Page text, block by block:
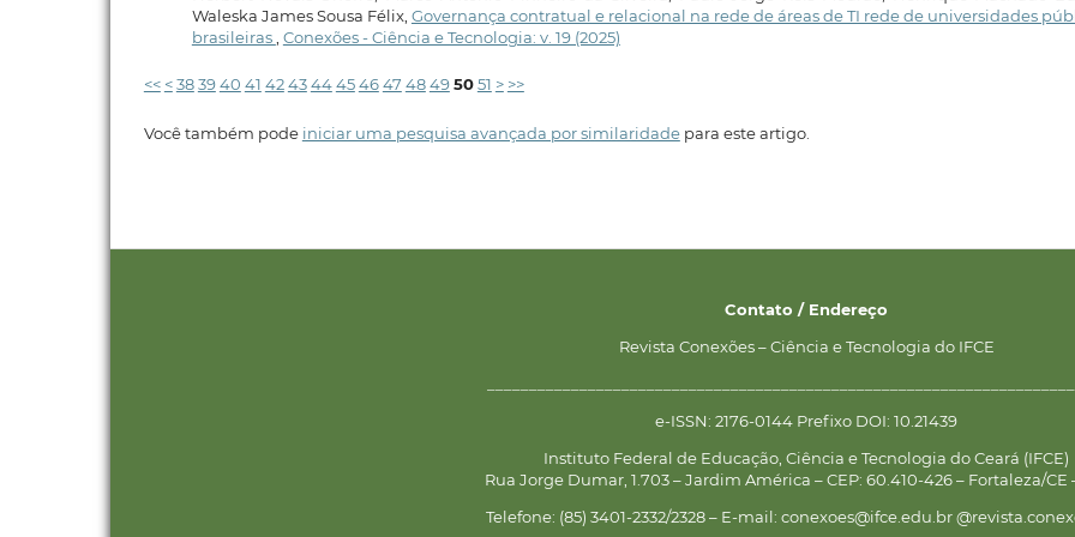
Waleska James Sousa Félix, Governança contratual e relacional na rede de áreas de TI rede de universidades
brasileiras, Conexões - Ciência e Tecnologia: v. 19 (2025)
<< <383940 41 424344454647 48495051 > >>
Você também pode iniciar uma pesquisa avançada por similaridadepara este artigo.
Contato / Endereço
Revista Conexões – Ciência e Tecnologia do IFCE
e-ISSN: 2176-0144 Prefixo DOI: 10.21439
Instituto Federal de Educação, Ciência e Tecnologia do Ceará (IFCE)
Rua Jorge Dumar, 1.703 – Jardim América – CEP: 60.410-426 – Fortaleza/CE
Telefone: (85) 3401-2332/2328 – E-mail: conexoes@ifce.edu.br